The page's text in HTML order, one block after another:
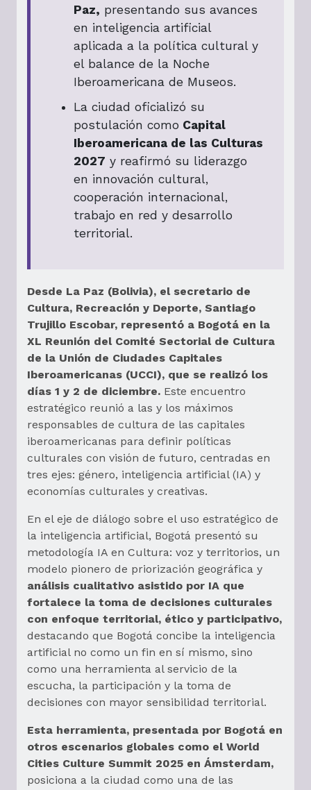
Paz, presentando sus avances
en inteligencia artificial
aplicada a la política cultural y
el balance de la Noche
Iberoamericana de Museos.
La ciudad oficializó su
postulación como Capital
Iberoamericana de las Culturas
2027 y reafirmó su liderazgo
en innovación cultural,
cooperación internacional,
trabajo en red y desarrollo
territorial.
Desde La Paz (Bolivia), el secretario de
Cultura, Recreación y Deporte, Santiago
Trujillo Escobar, representó a Bogotá en la
XL Reunión del Comité Sectorial de Cultura
de la Unión de Ciudades Capitales
Iberoamericanas (UCCI), que se realizó los
días 1 y 2 de diciembre. Este encuentro
estratégico reunió a las y los máximos
responsables de cultura de las capitales
iberoamericanas para definir políticas
culturales con visión de futuro, centradas en
tres ejes: género, inteligencia artificial (IA) y
economías culturales y creativas.
En el eje de diálogo sobre el uso estratégico de
la inteligencia artificial, Bogotá presentó su
metodología IA en Cultura: voz y territorios, un
modelo pionero de priorización geográfica y
análisis cualitativo asistido por IA que
fortalece la toma de decisiones culturales
con enfoque territorial, ético y participativo,
destacando que Bogotá concibe la inteligencia
artificial no como un fin en sí mismo, sino
como una herramienta al servicio de la
escucha, la participación y la toma de
decisiones con mayor sensibilidad territorial.
Esta herramienta, presentada por Bogotá en
otros escenarios globales como el World
Cities Culture Summit 2025 en Ámsterdam,
posiciona a la ciudad como una de las